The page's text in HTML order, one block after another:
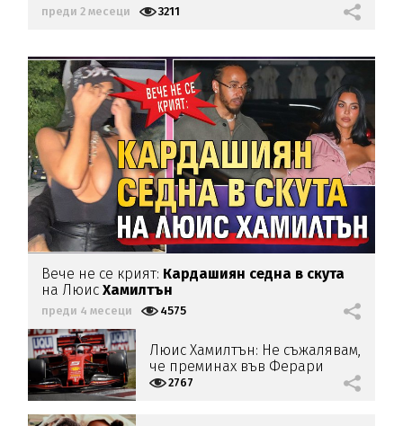
преди 2 месеци 3211
Вече не се крият: Кардашиян седна в скута
на ЛюисХамилтън
преди 4 месеци 4575
Люис Хамилтън: Не съжалявам,
че преминах във Ферари
2767